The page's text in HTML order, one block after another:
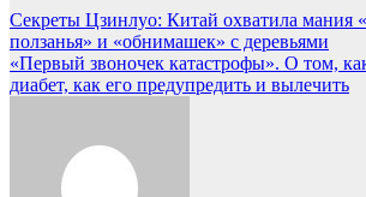
Секреты Цзинлуо: Китай охватила мания
ползанья» и «обнимашек» с деревьями
«Первый звоночек катастрофы». О том,
диабет, как его предупредить и вылечить